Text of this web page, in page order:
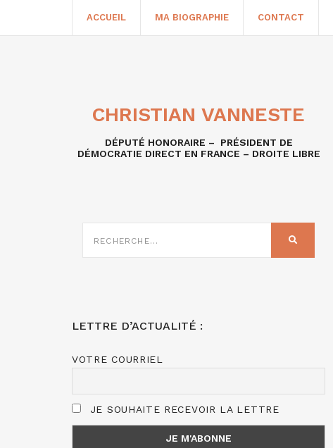
ACCUEIL MA BIOGRAPHIE CONTACT
CHRISTIAN VANNESTE
DÉPUTÉ HONORAIRE – PRÉSIDENT DE
DÉMOCRATIE DIRECT EN FRANCE – DROITE LIBRE
SUR
LETTRE D’ACTUALITÉ :
VOTRE COURRIEL
JE SOUHAITE RECEVOIR LA LETTRE